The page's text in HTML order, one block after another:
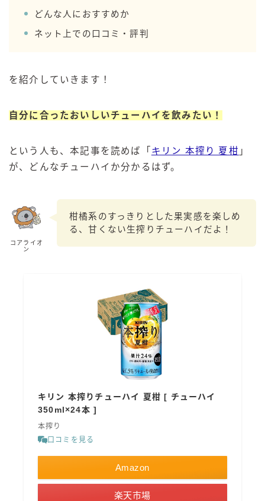
ザ・レモンクラフト
ザ・カクテルクラフト
クリアクーラー
サッポロ
三ツ星グレフルサワー
男梅サワー
キレートレモンサワー
愛のスコールホワイトサワー
焼酎ハイボール
タカラCANチューハイ
宝焼酎のお茶割りシリーズ
極上フルーツサワー
すみか
タンチュー
どんな人におすすめか
ネット上での口コミ・評判
を紹介していきます！
自分に合ったおいしいチューハイを飲みたい！
という人も、本記事を読めば「 キリン 本搾り 夏柑 」
が、どんなチューハイか分かるはず。
コアライオ
ン
柑橘系のすっきりとした果実感を楽しめ
る、甘くない生搾りチューハイだよ！
キリン 本搾りチューハイ 夏柑 [ チューハイ
350ml×24本 ]
本搾り
口コミを見る
Amazon
楽天市場